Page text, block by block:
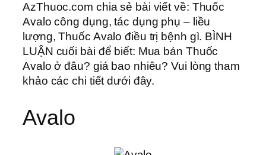
AzThuoc.com chia sẻ bài viết về: Thuốc
Avalo công dụng, tác dụng phụ – liều
lượng, Thuốc Avalo điều trị bệnh gì. BÌNH
LUẬN cuối bài để biết: Mua bán Thuốc
Avalo ở đâu? giá bao nhiêu? Vui lòng tham
khảo các chi tiết dưới đây.
Avalo